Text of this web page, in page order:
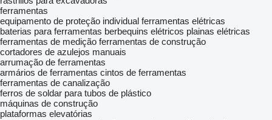
ferramentas
equipamento de proteção individual ferramentas elétricas
baterias para ferramentas berbequins elétricos plainas elétricas
ferramentas de medição ferramentas de construção
cortadores de azulejos manuais
arrumação de ferramentas
armários de ferramentas cintos de ferramentas
ferramentas de canalização
ferros de soldar para tubos de plástico
máquinas de construção
plataformas elevatórias